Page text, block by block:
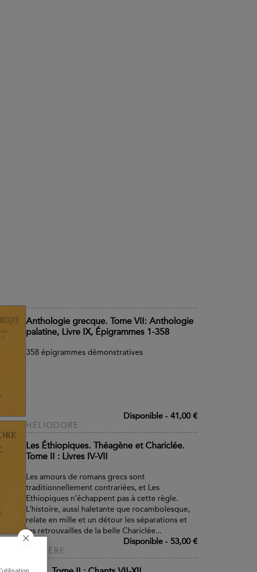
Anthologie grecque. Tome VII: Anthologie
palatine, Livre IX, Épigrammes 1-358
358 épigrammes démonstratives
Disponible- 41,00 €
HÉLIODORE
Les Éthiopiques. Théagène et Chariclée.
Tome II : Livres IV-VII
Les amours de romans grecs sont
traditionnellement contrariées, et Les
Ethiopiques n’échappent pas à cette règle.
L’histoire, aussi haletante que rocambolesque,
relate en mille et un détour les séparations et
les retrouvailles de la belle Chariclée...
Disponible- 53,00 €
HOMÈRE